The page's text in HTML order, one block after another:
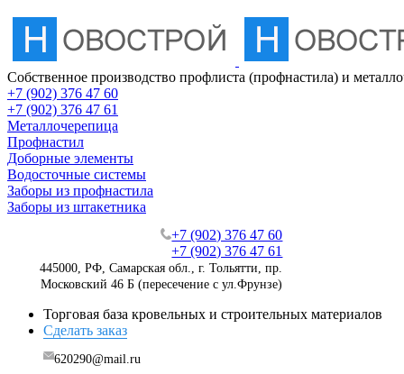
Собственное производство профлиста (профнастила) и
+7 (902) 376 47 60
+7 (902) 376 47 61
Металлочерепица
Профнастил
Доборные элементы
Водосточные системы
Заборы из профнастила
Заборы из штакетника
+7 (902) 376 47 60
+7 (902) 376 47 61
445000, РФ, Самарская обл., г. Тольятти, пр.
Московский 46 Б (пересечение с ул.Фрунзе)
Торговая база кровельных и строительных материалов
Сделать заказ
620290@mail.ru